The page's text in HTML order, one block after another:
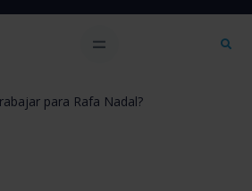
para Rafa Nadal?